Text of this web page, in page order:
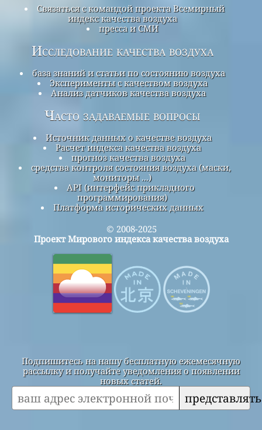
Связаться с командой проекта Всемирный
индекс качества воздуха
пресса и СМИ
Исследование качества воздуха
база знаний и статьи по состоянию воздуха
Эксперименты с качеством воздуха
Анализ датчиков качества воздуха
Часто задаваемые вопросы
Источник данных о качестве воздуха
Расчет индекса качества воздуха
прогноз качества воздуха
средства контроля состояния воздуха (маски,
мониторы ...)
API (интерфейс прикладного
программирования)
Платформа исторических данных
© 2008-2025
Проект Мирового индекса качества воздуха
Подпишитесь на нашу бесплатную ежемесячную
рассылку и получайте уведомления о появлении
новых статей.